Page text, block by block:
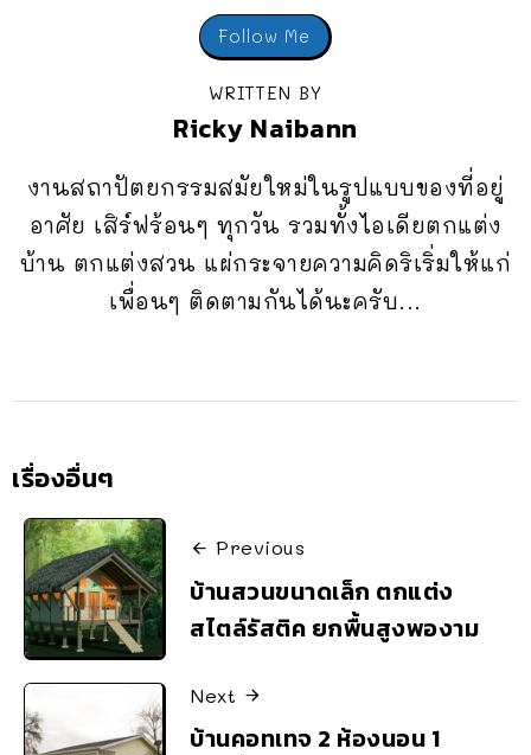
Follow Me
WRITTEN BY
Ricky Naibann
งานสถาปัตยกรรมสมัยใหม่ในรูปแบบของที่อยู่
อาศัย เสิร์ฟร้อนๆ ทุกวัน รวมทั้งไอเดียตกแต่ง
บ้าน ตกแต่งสวน แผ่กระจายความคิดริเริ่มให้แก่
เพื่อนๆ ติดตามกันได้นะครับ...
เรื่องอื่นๆ
Previous
บ้านสวนขนาดเล็ก ตกแต่ง
สไตล์รัสติค ยกพื้นสูงพองาม
Next
บ้านคอทเทจ 2 ห้องนอน 1